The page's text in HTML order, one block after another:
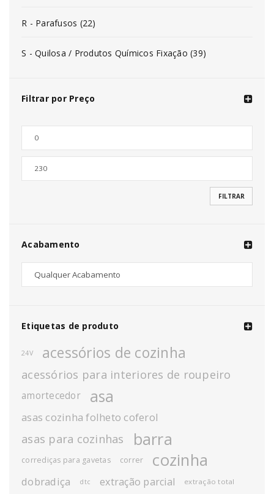
R - Parafusos (22)
S - Quilosa / Produtos Químicos Fixação (39)
Filtrar por Preço
FILTRAR
Acabamento
Etiquetas de produto
24V acessórios de cozinha
acessórios para interiores de roupeiro
amortecedor asa
asas cozinha folheto coferol
asas para cozinhas barra
corrediças para gavetas correr cozinha
dobradiça dtc extração parcial extração total